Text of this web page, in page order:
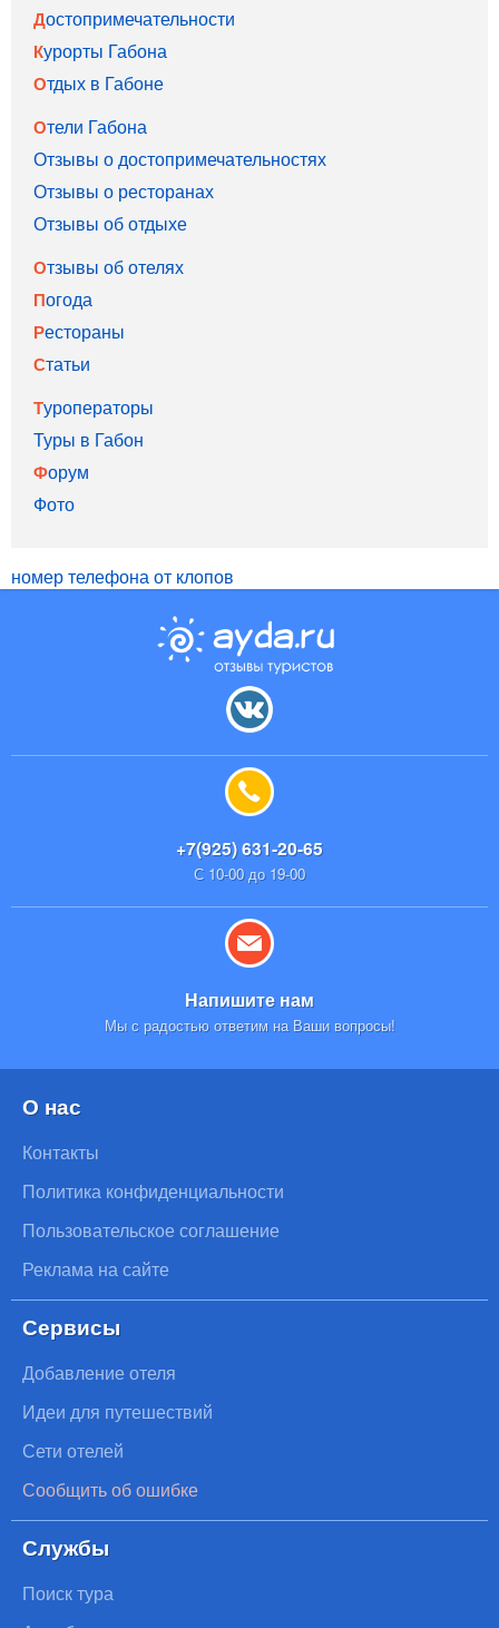
Достопримечательности
Курорты Габона
Отдых в Габоне
Отели Габона
Отзывы о достопримечательностях
Отзывы о ресторанах
Отзывы об отдыхе
Отзывы об отелях
Погода
Рестораны
Статьи
Туроператоры
Туры в Габон
Форум
Фото
номер телефона от клопов
+7(925) 631-20-65
С 10-00 до 19-00
Напишите нам
Мы с радостью ответим на Ваши вопросы!
О нас
Контакты
Политика конфиденциальности
Пользовательское соглашение
Реклама на сайте
Сервисы
Добавление отеля
Идеи для путешествий
Сети отелей
Сообщить об ошибке
Службы
Поиск тура